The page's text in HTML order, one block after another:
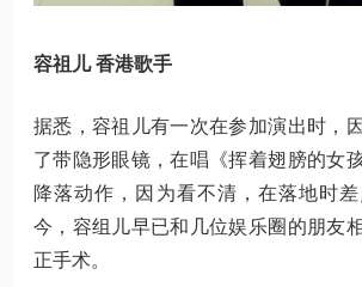
容祖儿 香港歌手
据悉，容祖儿有一次在参加演出时，
了带隐形眼镜，在唱《挥着翅膀的女
降落动作，因为看不清，在落地时
今，容组儿早已和几位娱乐圈的朋友
正手术。